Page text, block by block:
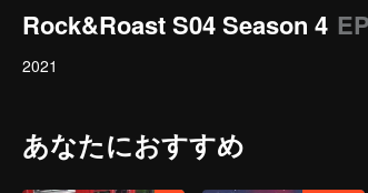
Rock&Roast S04 Season 4
2021
あなたにおすすめ